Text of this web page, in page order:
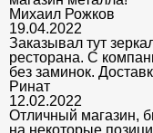
Михаил Рожков
19.04.2022
Заказывал тут
ресторана. С
без заминок.
Ринат
12.02.2022
Отличный магазин,
на некоторые